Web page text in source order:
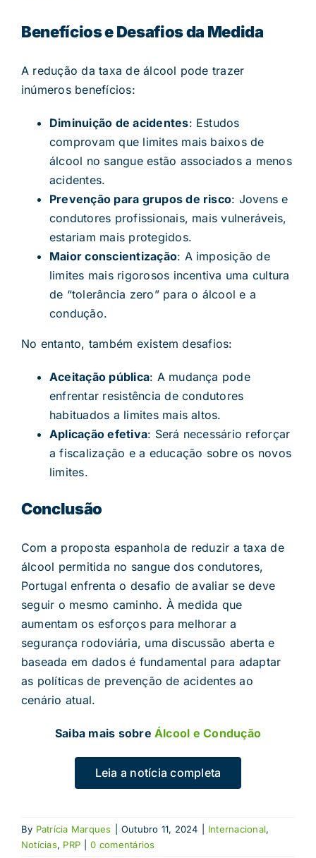
Benefícios e Desafios da Medida
A redução da taxa de álcool pode trazer
inúmeros benefícios:
Diminuição de acidentes: Estudos
comprovam que limites mais baixos de
álcool no sangue estão associados a menos
acidentes.
Prevenção para grupos de risco: Jovens e
condutores profissionais, mais vulneráveis,
estariam mais protegidos.
Maior conscientização: A imposição de
limites mais rigorosos incentiva uma cultura
de “tolerância zero” para o álcool e a
condução.
No entanto, também existem desafios:
Aceitação pública: A mudança pode
enfrentar resistência de condutores
habituados a limites mais altos.
Aplicação efetiva: Será necessário reforçar
a fiscalização e a educação sobre os novos
limites.
Conclusão
Com a proposta espanhola de reduzir a taxa de
álcool permitida no sangue dos condutores,
Portugal enfrenta o desafio de avaliar se deve
seguir o mesmo caminho. À medida que
aumentam os esforços para melhorar a
segurança rodoviária, uma discussão aberta e
baseada em dados é fundamental para adaptar
as políticas de prevenção de acidentes ao
cenário atual.
Saiba mais sobre Álcool e Condução
Leia a notícia completa
By Patrícia Marques Outubro 11, 2024 Internacional,
Notícias, PRP 0 comentários